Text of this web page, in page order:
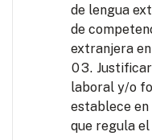
de lengua
de
extranjera
laboral y/o
establece en
que regula